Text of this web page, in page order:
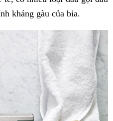
kháng gàu của bia.